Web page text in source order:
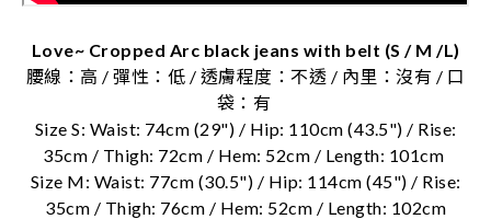
Love~ Cropped Arc black jeans with belt (S / M /L)
腰線：高 / 彈性：低 / 透膚程度：不透 / 內里：沒有 / 口
袋：有
Size S: Waist: 74cm (29") / Hip: 110cm (43.5") / Rise:
35cm / Thigh: 72cm / Hem: 52cm / Length: 101cm
Size M: Waist: 77cm (30.5") / Hip: 114cm (45") / Rise:
35cm / Thigh: 76cm / Hem: 52cm / Length: 102cm